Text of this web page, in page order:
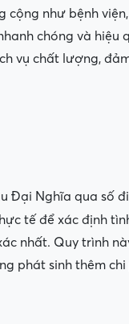
cộng như bệnh
chóng và hiệu
vụ chất lượng,
Đại Nghĩa qua số
tế để xác định
nhất. Quy trình
phát sinh thêm chi